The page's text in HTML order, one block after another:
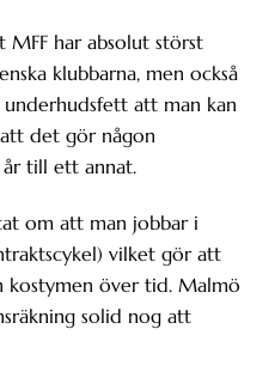
har absolut störst
klubbarna, men också
underhudsfett att man kan
det gör någon
till ett annat.
om att man jobbar i
vilket gör att
kostymen över tid. Malmö
solid nog att